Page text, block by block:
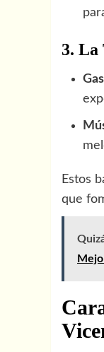
3. La
Estos
que